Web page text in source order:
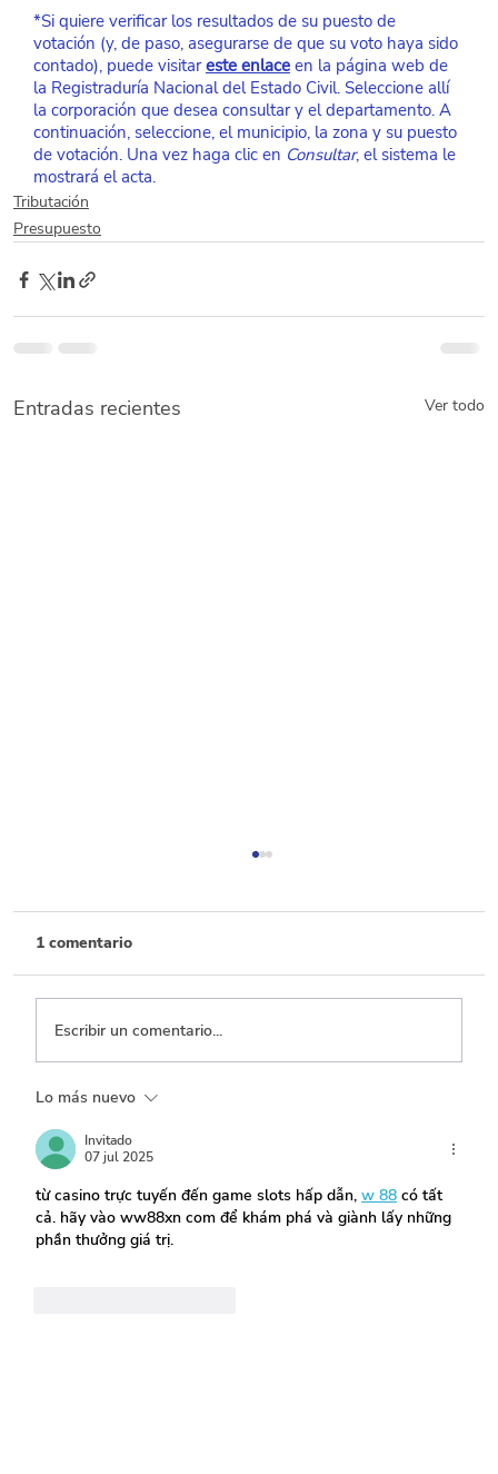
*Si quiere verificar los resultados de su puesto de
votación (y, de paso, asegurarse de que su voto haya sido
contado), puede visitar este enlace en la página web de
la Registraduría Nacional del Estado Civil. Seleccione allí
la corporación que desea consultar y el departamento. A
continuación, seleccione, el municipio, la zona y su puesto
de votación. Una vez haga clic en Consultar, el sistema le
mostrará el acta.
Tributación
Presupuesto
Entradas recientes Ver todo
los sectores con mayor inversión
1 comentario
Escribir un comentario...
Lo más nuevo
Invitado
07 jul 2025
từ casino trực tuyến đến game slots hấp dẫn, w 88 có tất
cả. hãy vào ww88xn com để khám phá và giành lấy những
phần thưởng giá trị.